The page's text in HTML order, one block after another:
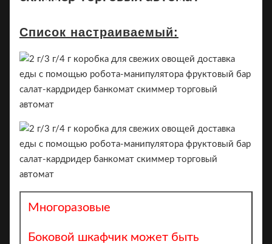
Список настраиваемый:
Многоразовые
Боковой шкафчик может быть